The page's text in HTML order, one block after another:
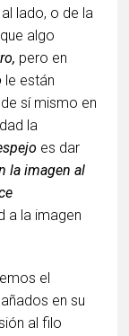
lado, o de la
algo
pero en
le están
sí mismo en
la
es dar
la imagen al
a la imagen
el
en su
al filo